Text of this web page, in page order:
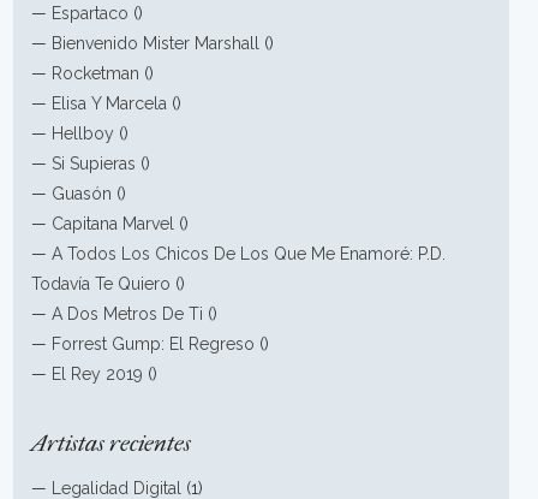
— Espartaco ()
— Bienvenido Mister Marshall
()
— Rocketman ()
— Elisa Y Marcela ()
— Hellboy ()
—Si Supieras ()
— Guasón ()
— Capitana Marvel ()
—A Todos Los Chicos De Los Que Me Enamoré: P.D.
Todavía Te Quiero ()
—A Dos Metros De Ti ()
— Forrest Gump: El Regreso ()
— El Rey 2019 ()
Artistas recientes
— Legalidad Digital
(1)